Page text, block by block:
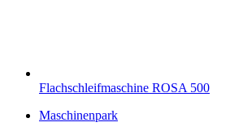
Flachschleifmaschine ROSA 500
Maschinenpark